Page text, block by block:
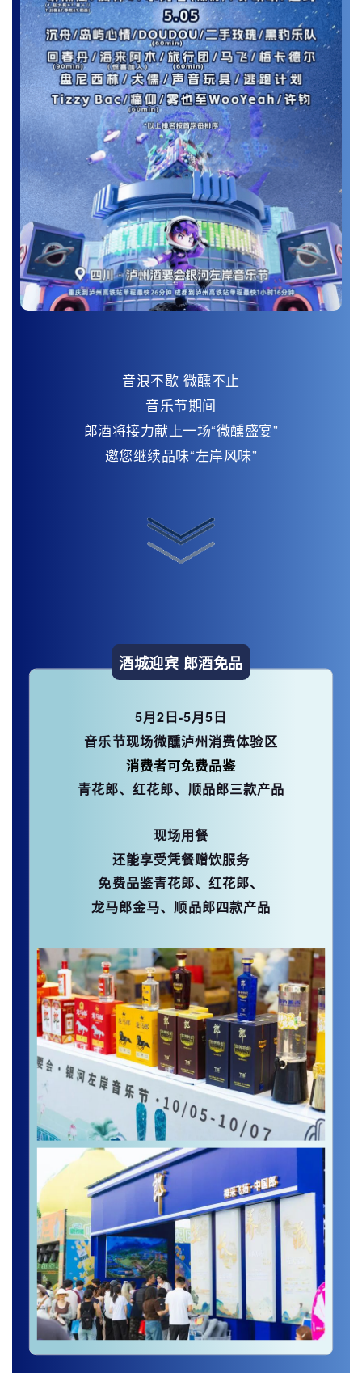
音浪不歇 微醺不止
音乐节期间
郎酒将接力献上一场“微醺盛宴”
邀您继续品味“左岸风味”
酒城迎宾 郎酒免品
5月2日-5月5日
音乐节现场微醺泸州消费体验区
消费者可免费品鉴
青花郎、红花郎、顺品郎三款产品
现场用餐
还能享受凭餐赠饮服务
免费品鉴青花郎、红花郎、
龙马郎金马、顺品郎四款产品